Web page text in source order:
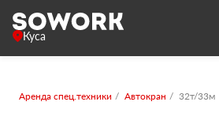
Куса
Аренда спец.техники Автокран 32т/33м